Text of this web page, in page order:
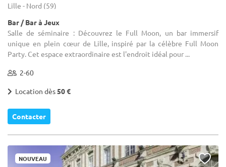
Lille - Nord (59)
Bar / Bar à Jeux
Salle de séminaire : Découvrez le Full Moon, un bar immersif
unique en plein cœur de Lille, inspiré par la célèbre Full Moon
Party. Cet espace extraordinaire est l'endroit idéal pour ...
2-60
Location dès50 €
Contacter
NOUVEAU